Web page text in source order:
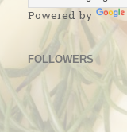
Powered by
FOLLOWERS